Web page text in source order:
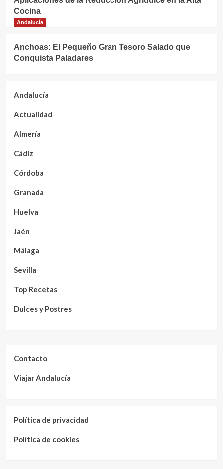
Cocina
Andalucía
Anchoas: El Pequeño Gran Tesoro Salado que
Conquista Paladares
Andalucía
Actualidad
Almería
Cádiz
Córdoba
Granada
Huelva
Jaén
Málaga
Sevilla
Top Recetas
Dulces y Postres
Contacto
Viajar Andalucía
Política de privacidad
Política de cookies